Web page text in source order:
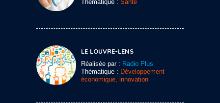
Thématique : Santé
LE LOUVRE-LENS
Réalisée par : Radio Plus
Thématique : Développement
économique, innovation